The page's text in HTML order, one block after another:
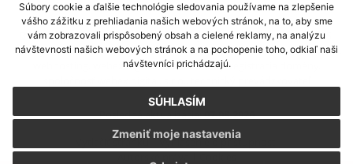
Súbory cookie a ďalšie technológie sledovania používame na zlepšenie
vášho zážitku z prehliadania našich webových stránok, na to, aby sme
vám zobrazovali prispôsobený obsah a cielené reklamy, na analýzu
návštevnosti našich webových stránok a na pochopenie toho, odkiaľ naši
návštevníci prichádzajú.
SÚHLASÍM
Zmeniť moje nastavenia
využite možnosť získavania aktuálnych informácií s využitím RSS
CMS systém (redakčný) systém ECHELON 2,Mapa stránok,web portál
webex.digital, s.r.o.,domény,registrácia domény
Posledná aktualizácia:07.08.2026
Vytlačiť stránku|Vyhlásenie o prístupnosti